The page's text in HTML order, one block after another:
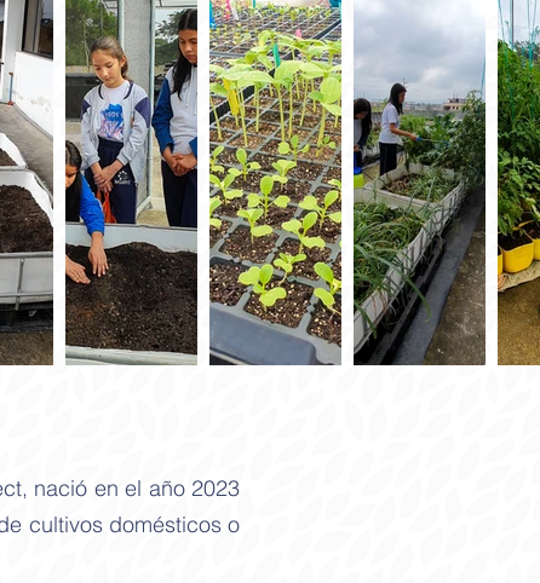
nació en el año 2023
cultivos domésticos o